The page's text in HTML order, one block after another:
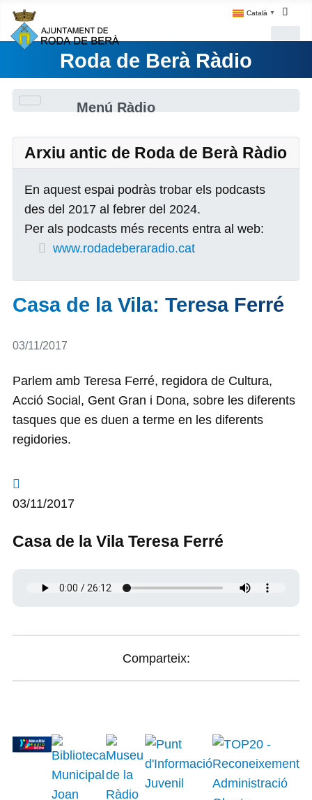
Català ▼
Roda de Berà Ràdio
Menú Ràdio
Arxiu antic de Roda de Berà Ràdio
En aquest espai podràs trobar els podcasts
des del 2017 al febrer del 2024.
Per als podcasts més recents entra al web:
www.rodadeberaradio.cat
Casa de la Vila: Teresa Ferré
Detalls
03/11/2017
Parlem amb Teresa Ferré, regidora de Cultura,
Acció Social, Gent Gran i Dona, sobre les diferents
tasques que es duen a terme en les diferents
regidories.
03/11/2017
Casa de la Vila Teresa Ferré
Comparteix: